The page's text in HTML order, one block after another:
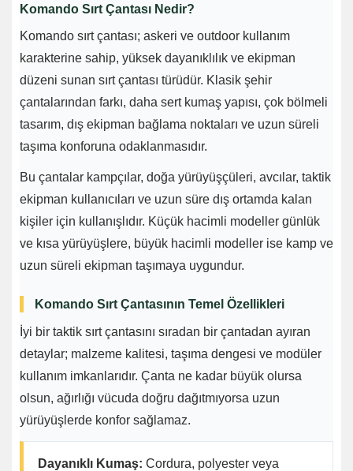
Komando Sırt Çantası Nedir?
Komando sırt çantası; askeri ve outdoor kullanım
karakterine sahip, yüksek dayanıklılık ve ekipman
düzeni sunan sırt çantası türüdür. Klasik şehir
çantalarından farkı, daha sert kumaş yapısı, çok bölmeli
tasarım, dış ekipman bağlama noktaları ve uzun süreli
taşıma konforuna odaklanmasıdır.
Bu çantalar kampçılar, doğa yürüyüşçüleri, avcılar, taktik
ekipman kullanıcıları ve uzun süre dış ortamda kalan
kişiler için kullanışlıdır. Küçük hacimli modeller günlük
ve kısa yürüyüşlere, büyük hacimli modeller ise kamp ve
uzun süreli ekipman taşımaya uygundur.
Komando Sırt Çantasının Temel Özellikleri
İyi bir taktik sırt çantasını sıradan bir çantadan ayıran
detaylar; malzeme kalitesi, taşıma dengesi ve modüler
kullanım imkanlarıdır. Çanta ne kadar büyük olursa
olsun, ağırlığı vücuda doğru dağıtmıyorsa uzun
yürüyüşlerde konfor sağlamaz.
Dayanıklı Kumaş: Cordura, polyester veya